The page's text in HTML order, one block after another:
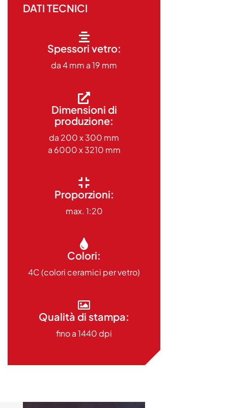
DATI TECNICI
Spessori vetro:
da 4 mm a 19 mm
Dimensioni di
produzione:
da 200 x 300 mm
a 6000 x 3210 mm
Proporzioni:
max. 1:20
Colori:
4C (colori ceramici per vetro)
Qualità di stampa:
fino a 1440 dpi